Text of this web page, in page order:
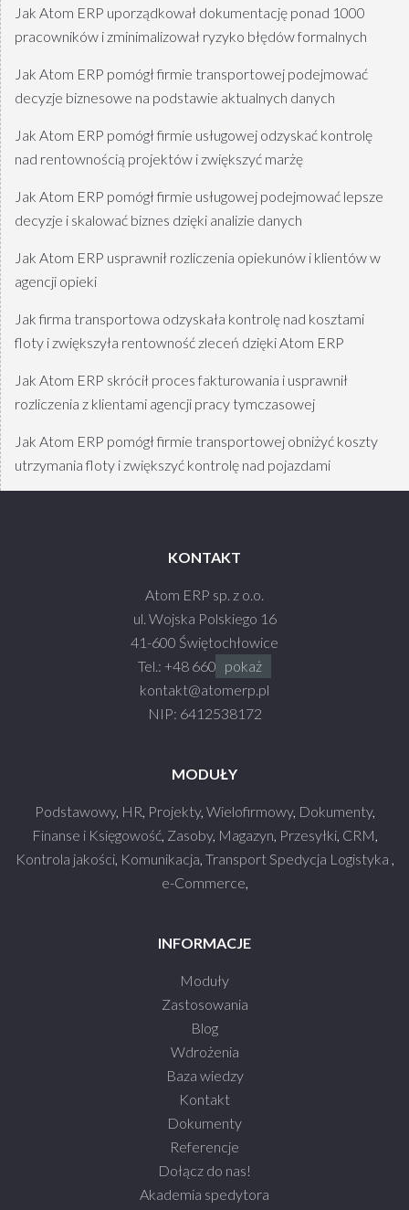
Jak Atom ERP uporządkował dokumentację ponad 1000
pracowników i zminimalizował ryzyko błędów formalnych
Jak Atom ERP pomógł firmie transportowej podejmować
decyzje biznesowe na podstawie aktualnych danych
Jak Atom ERP pomógł firmie usługowej odzyskać kontrolę
nad rentownością projektów i zwiększyć marżę
Jak Atom ERP pomógł firmie usługowej podejmować lepsze
decyzje i skalować biznes dzięki analizie danych
Jak Atom ERP usprawnił rozliczenia opiekunów i klientów w
agencji opieki
Jak firma transportowa odzyskała kontrolę nad kosztami
floty i zwiększyła rentowność zleceń dzięki Atom ERP
Jak Atom ERP skrócił proces fakturowania i usprawnił
rozliczenia z klientami agencji pracy tymczasowej
Jak Atom ERP pomógł firmie transportowej obniżyć koszty
utrzymania floty i zwiększyć kontrolę nad pojazdami
KONTAKT
Atom ERP sp. z o.o.
ul. Wojska Polskiego 16
41-600 Świętochłowice
Tel.: +48 660 990 930
pokaż
kontakt@atomerp.pl
NIP: 6412538172
MODUŁY
Podstawowy, HR, Projekty, Wielofirmowy, Dokumenty,
Finanse i Księgowość, Zasoby, Magazyn, Przesyłki, CRM,
Kontrola jakości, Komunikacja, Transport Spedycja Logistyka ,
e-Commerce,
INFORMACJE
Moduły
Zastosowania
Blog
Wdrożenia
Baza wiedzy
Kontakt
Dokumenty
Referencje
Dołącz do nas!
Akademia spedytora